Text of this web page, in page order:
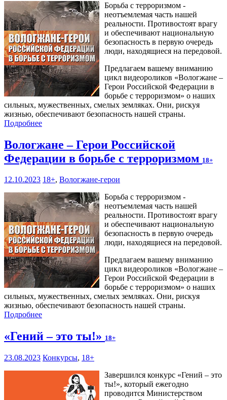
Борьба с терроризмом -
неотъемлемая часть нашей
реальности. Противостоят врагу
и обеспечивают национальную
безопасность в первую очередь
люди, находящиеся на передовой.
Предлагаем вашему вниманию
цикл видеороликов «Вологжане –
Герои Российской Федерации в
борьбе с терроризмом» о наших
сильных, мужественных, смелых земляках. Они, рискуя
жизнью, обеспечивают безопасность нашей страны.
Подробнее
Вологжане – Герои Российской
Федерации в борьбе с терроризмом 18+
12.10.2023 18+, Вологжане-герои
Борьба с терроризмом -
неотъемлемая часть нашей
реальности. Противостоят врагу
и обеспечивают национальную
безопасность в первую очередь
люди, находящиеся на передовой.
Предлагаем вашему вниманию
цикл видеороликов «Вологжане –
Герои Российской Федерации в
борьбе с терроризмом» о наших
сильных, мужественных, смелых земляках. Они, рискуя
жизнью, обеспечивают безопасность нашей страны.
Подробнее
«Гений – это ты!» 18+
23.08.2023 Конкурсы, 18+
Завершился конкурс «Гений – это
ты!», который ежегодно
проводится Министерством